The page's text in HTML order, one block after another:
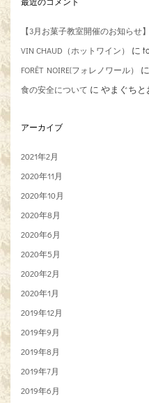
【3月お菓子教室開催のお知らせ】
VIN CHAUD（ホットワイン） に
FORÊT NOIRE(フォレノワール） に
食の安全について に やまぐちと
アーカイブ
2021年2月
2020年11月
2020年10月
2020年8月
2020年6月
2020年5月
2020年2月
2020年1月
2019年12月
2019年9月
2019年8月
2019年7月
2019年6月